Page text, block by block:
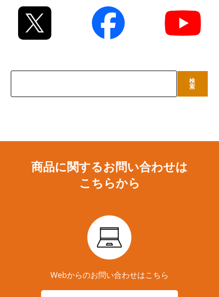
検
検
索
商品に関するお問い合わせは
こちらから
Webからのお問い合わせはこちら